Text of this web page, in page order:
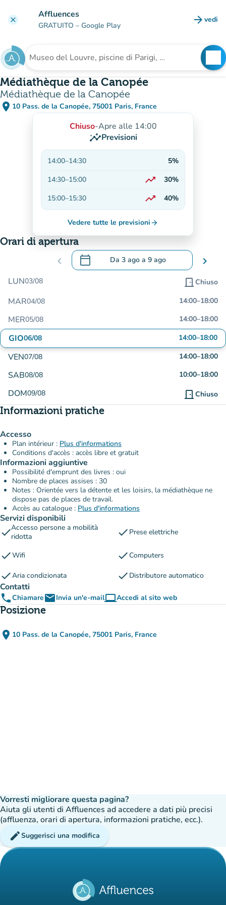
clear Affluences
GRATUITO – Google Play arrow_forward vedi
Cerca una struttura
Médiathèque de la Canopée
Médiathèque de la Canopée
place 10 Pass. de la Canopée, 75001 Paris, France
(apri in Google Maps)
(nuova scheda)
Chiuso-Apre alle 14:00
insightsPrevisioni
14:00–14:30
5%
14:30–15:00 trending_up
30%
15:00–15:30 trending_up
In aumento
40%
Vedere tutte le previsioniarrow_forward
Orari di apertura
chevron_left calendar_today Da 3 ago a 9 ago
.Aprire il calendario per modificare le
chevron_right
LUN03/08 door_front Chiuso
MAR04/08 14:00–18:00
MER05/08 14:00–18:00
GIO06/08 14:00–18:00
VEN07/08 14:00–18:00
SAB08/08 10:00–18:00
DOM09/08 door_front Chiuso
Informazioni pratiche
Accesso
Plan intérieur : Plus d'informations
Conditions d'accès : accès libre et gratuit
Informazioni aggiuntive
Possibilité d'emprunt des livres : oui
Nombre de places assises : 30
Notes : Orientée vers la détente et les loisirs, la médiathèque ne
dispose pas de places de travail.
Accès au catalogue : Plus d'informations
Servizi disponibili
checkAccesso persone a mobilità
ridotta
check Prese elettriche
checkWifi checkComputers
checkAria condizionata check Distributore automatico
Contatti
phoneChiamareemailInvia un'e-mailcomputerAccedi al sito web
(nuova scheda)
Posizione
place 10 Pass. de la Canopée, 75001 Paris, France
(apri in Google Maps)
(nuova scheda)
Vorresti migliorare questa pagina?
Aiuta gli utenti di Affluences ad accedere a dati più precisi
(affluenza, orari di apertura, informazioni pratiche, ecc.).
editSuggerisci una modifica